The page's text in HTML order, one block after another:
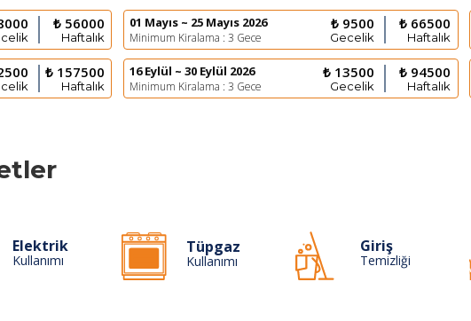
₺ 56000
Haftalık
01 Mayıs ~ 25 Mayıs 2026
Minimum Kiralama : 3 Gece
₺ 9500
Gecelik
₺ 66500
Haftalık
₺ 157500
Haftalık
16 Eylül ~ 30 Eylül 2026
Minimum Kiralama : 3 Gece
₺ 13500
Gecelik
₺ 94500
Haftalık
Elektrik
Kullanımı
Tüpgaz
Kullanımı
Giriş
Temizliği